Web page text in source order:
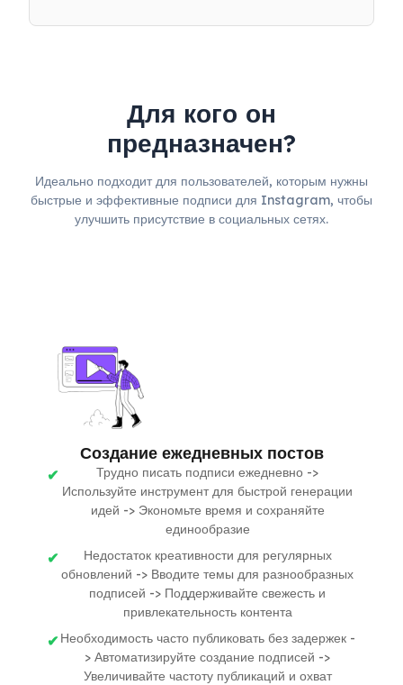
Для кого он
предназначен?
Идеально подходит для пользователей, которым нужны
быстрые и эффективные подписи для Instagram, чтобы
улучшить присутствие в социальных сетях.
Создание ежедневных постов
Трудно писать подписи ежедневно ->
Используйте инструмент для быстрой генерации
идей -> Экономьте время и сохраняйте
единообразие
Недостаток креативности для регулярных
обновлений -> Вводите темы для разнообразных
подписей -> Поддерживайте свежесть и
привлекательность контента
Необходимость часто публиковать без задержек -
> Автоматизируйте создание подписей ->
Увеличивайте частоту публикаций и охват